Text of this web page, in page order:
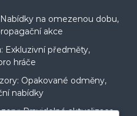
na omezenou dobu,
akce
Exkluzivní předměty,
hráče
Opakované odměny,
nabídky
Pravidelné aktualizace,